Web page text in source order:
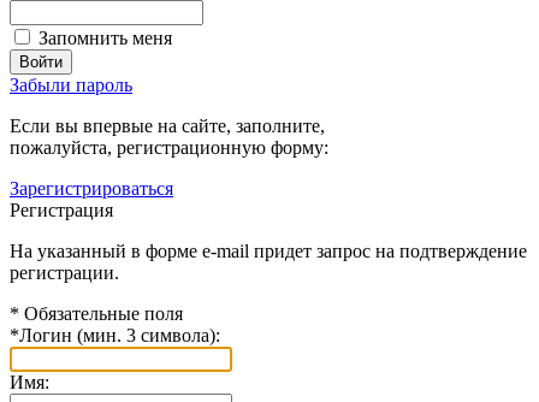
Запомнить меня
Забыли пароль
Если вы впервые на сайте, заполните,
пожалуйста, регистрационную форму:
Зарегистрироваться
Регистрация
На указанный в форме e-mail придет запрос на подтверждение
регистрации.
* Обязательные поля
*Логин (мин. 3 символа):
Имя: